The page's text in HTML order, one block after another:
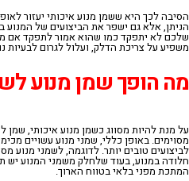
הסיבה לכך היא ששמן מנוע איכותי יעזור
הניתן, אלא גם ישפר את הביצועים של המנוע
שלכם לא יתפקד כמו שהוא אמור לתפקד אם
משפיע על צריכת הדלק, ועלול לגרום לבעיות
מההופךשמןמנוע
על מנת להיות מסווג כשמן מנוע איכותי, שמן
מסוימים. באופן כללי, שמני מנוע עשויים
לביצועים טובים יותר. לדוגמה, לשמני מנוע
חלודה במנוע, בעוד שלחלק משמני המנוע יש
המתכת מפני בלאי בטווח הארוך.